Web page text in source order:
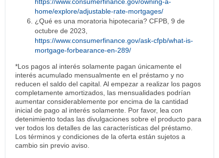
home/explore/adjustable-rate-mortgages/
¿Qué es una moratoria hipotecaria? CFPB, 9 de
octubre de 2023,
https://www.consumerfinance.gov/ask-cfpb/what-is-
mortgage-forbearance-en-289/
*Los pagos al interés solamente pagan únicamente el
interés acumulado mensualmente en el préstamo y no
reducen el saldo del capital. Al empezar a realizar los pagos
completamente amortizados, las mensualidades podrían
aumentar considerablemente por encima de la cantidad
inicial de pago al interés solamente. Por favor, lea con
detenimiento todas las divulgaciones sobre el producto para
ver todos los detalles de las características del préstamo.
Los términos y condiciones de la oferta están sujetos a
cambio sin previo aviso.